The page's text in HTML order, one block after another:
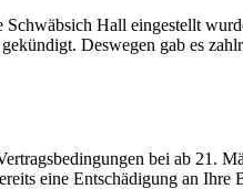
Hall eingestellt
Deswegen gab es
bei ab 21.
eine Entschädigung an